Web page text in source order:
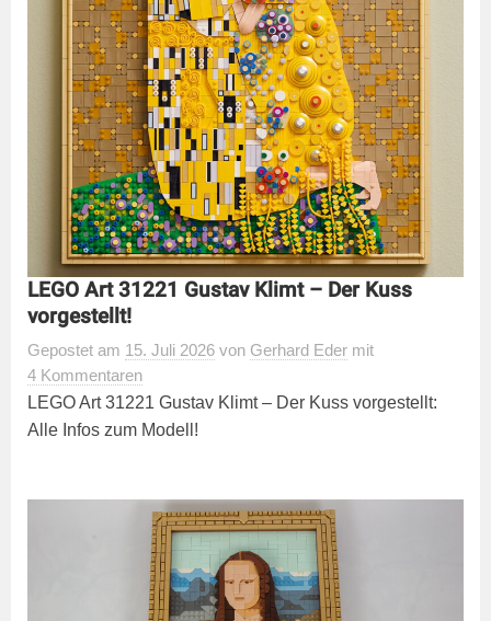
LEGO Art 31221 Gustav Klimt – Der Kuss
vorgestellt!
Gepostet am 15. Juli 2026 von Gerhard Eder mit
4 Kommentaren
LEGO Art 31221 Gustav Klimt – Der Kuss vorgestellt:
Alle Infos zum Modell!